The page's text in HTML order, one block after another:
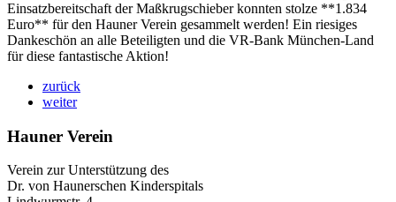
Einsatzbereitschaft der Maßkrugschieber konnten stolze **1.834
Euro** für den Hauner Verein gesammelt werden! Ein riesiges
Dankeschön an alle Beteiligten und die VR-Bank München-Land
für diese fantastische Aktion!
zurück
weiter
Hauner Verein
Verein zur Unterstützung des
Dr. von Haunerschen Kinderspitals